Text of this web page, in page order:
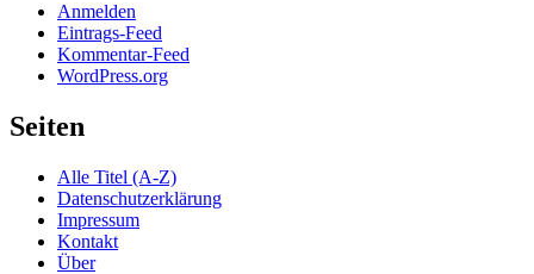
Anmelden
Eintrags-Feed
Kommentar-Feed
WordPress.org
Seiten
Alle Titel (A-Z)
Datenschutzerklärung
Impressum
Kontakt
Über